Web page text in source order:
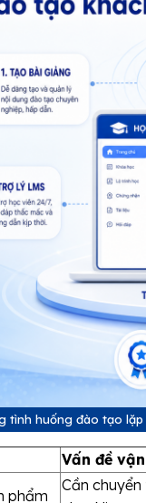
tình huống đào tạo
Vấn đề
phẩm
Cần